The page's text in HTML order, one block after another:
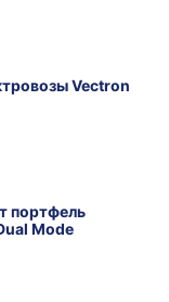
Vectron
портфель
Mode